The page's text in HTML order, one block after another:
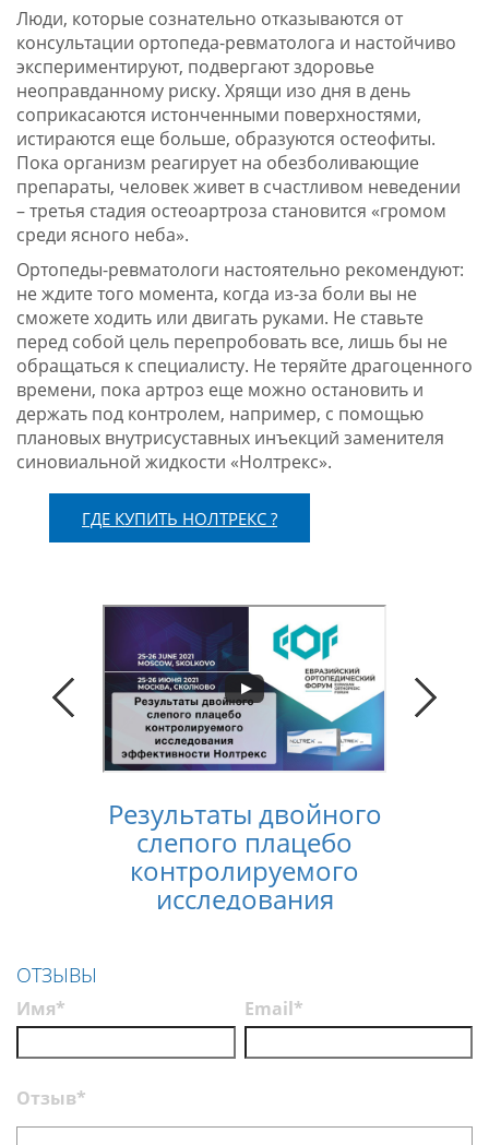
Люди, которые сознательно отказываются от
консультации ортопеда-ревматолога и настойчиво
экспериментируют, подвергают здоровье
неоправданному риску. Хрящи изо дня в день
соприкасаются истонченными поверхностями,
истираются еще больше, образуются остеофиты.
Пока организм реагирует на обезболивающие
препараты, человек живет в счастливом неведении
– третья стадия остеоартроза становится «громом
среди ясного неба».
Ортопеды-ревматологи настоятельно рекомендуют:
не ждите того момента, когда из-за боли вы не
сможете ходить или двигать руками. Не ставьте
перед собой цель перепробовать все, лишь бы не
обращаться к специалисту. Не теряйте драгоценного
времени, пока артроз еще можно остановить и
держать под контролем, например, с помощью
плановых внутрисуставных инъекций заменителя
синовиальной жидкости «Нолтрекс».
ГДЕ КУПИТЬ НОЛТРЕКС ?
Результаты двойного
слепого плацебо
контролируемого
исследования
ОТЗЫВЫ
Имя* Email*
Отзыв*